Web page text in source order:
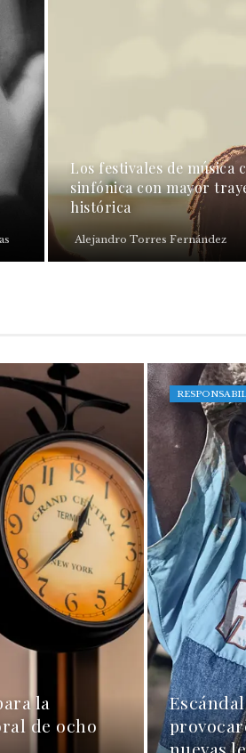
Los festivales de música
sinfónica con mayor
histórica
Alejandro Torres Fernández
la
de ocho